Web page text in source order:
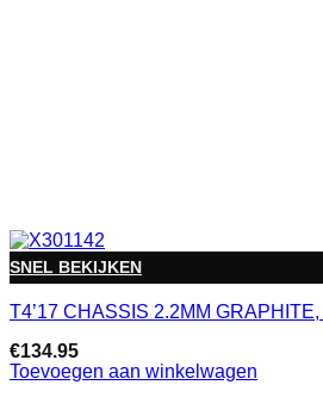
SNEL BEKIJKEN
T4’17 CHASSIS 2.2MM
€134.95
Toevoegen aan winkelwagen